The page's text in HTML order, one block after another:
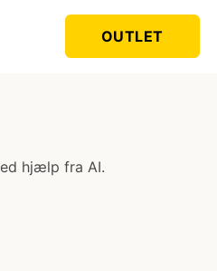
OUTLET
hjælp fra AI.